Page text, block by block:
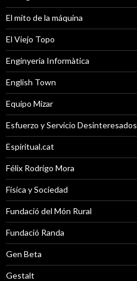
El mito de la máquina
El Viejo Topo
Enginyeria Informàtica
English Town
Equipo Mizar
Esfuerzo y Servicio Desinteresados
Espiritual.cat
Félix Rodrigo Mora
Física y Sociedad
Fundació del Món Rural
Fundació Randa
Gen Beta
Gestalt